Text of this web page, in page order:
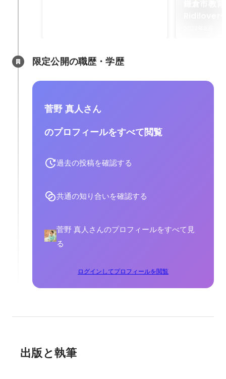
限定公開の職歴・学歴
菅野 真人さん
のプロフィールをすべて閲覧
過去の投稿を確認する
共通の知り合いを確認する
菅野 真人さんのプロフィールをすべて見
る
ログインしてプロフィールを閲覧
出版と執筆